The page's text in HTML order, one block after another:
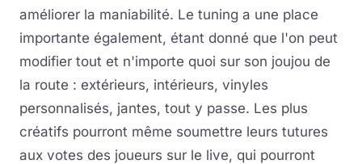
améliorer la maniabilité. Le tuning a une place
importante également, étant donné que l'on peut
modifier tout et n'importe quoi sur son joujou de
la route : extérieurs, intérieurs, vinyles
personnalisés, jantes, tout y passe. Les plus
créatifs pourront même soumettre leurs tutures
aux votes des joueurs sur le live, qui pourront